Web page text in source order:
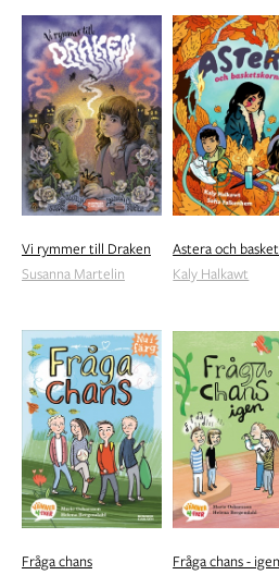
Vi rymmer till Draken
Susanna Martelin
Kaly Halkawt
Fråga chans
Fråga chans - igen